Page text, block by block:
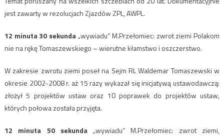
jest zawarty w rezolucjach Zjazdów ZPL, AWPL.
12 minuta 30 sekunda„wywiadu” M.Przełomiec: zwrot ziemi Polakom
nie na rękę Tomaszewskiego – wierutne kłamstwo i oszczerstwo.
W zakresie zwrotu ziemi poseł na Sejm RL Waldemar Tomaszewski w
okresie 2002-2008 r. aż 15 razy wykazał się inicjatywą ustawodawczą:
złożył 5 projektów ustaw oraz 10 poprawek do projektów ustaw,
których połowa została przyjęta.
12 minuta 50 sekunda„wywiadu” M.Przełomiec: zwrot ziemi,